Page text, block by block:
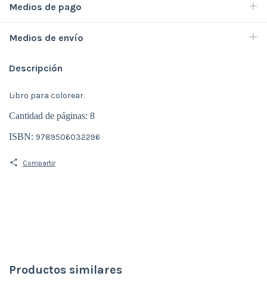
Medios de pago
Medios de envío
Descripción
Libro para colorear.
Cantidad de páginas: 8
ISBN: 9789506032296
Compartir
Productos similares